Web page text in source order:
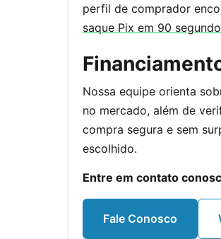
perfil de comprador
saque Pix em 90
Nossa equipe orienta
no mercado, além de
compra segura e sem
escolhido.
Entre em contato
Fale Conosco